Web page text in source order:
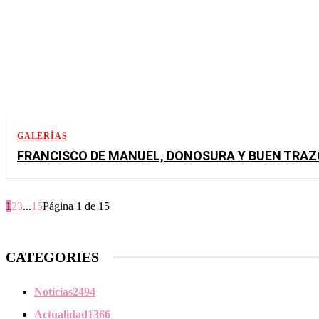
GALERÍAS
FRANCISCO DE MANUEL, DONOSURA Y BUEN
1 23...15Página 1 de 15
CATEGORIES
Noticias2494
Actualidad1366